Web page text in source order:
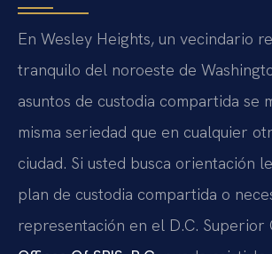
En Wesley Heights, un vecindario
tranquilo del noroeste de
asuntos de custodia compartida se
misma seriedad que en cualquier
ciudad. Si usted busca orientación
plan de custodia compartida o
representación en el D.C. Superior